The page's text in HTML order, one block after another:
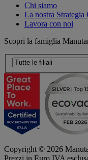
Chi siamo
La nostra Strategia
Lavora con noi
Scopri la famiglia
Copyright © 2026